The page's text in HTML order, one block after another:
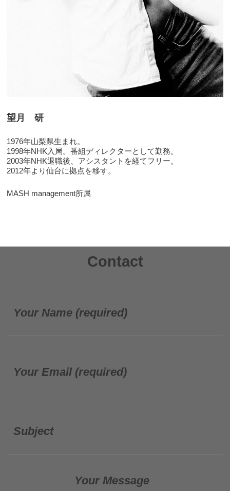
望月 研
1976年山梨県生まれ。
1998年NHK入局。番組ディレクターとして勤務。
2003年NHK退職後、アシスタントを経てフリー。
2012年より仙台に拠点を移す。
MASH management所属
Contact
Your Name (required)
Your Email (required)
Subject
Your Message